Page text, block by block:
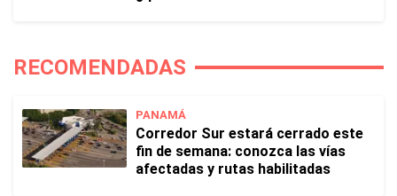
RECOMENDADAS
PANAMÁ
Corredor Sur estará cerrado este
fin de semana: conozca las vías
afectadas y rutas habilitadas